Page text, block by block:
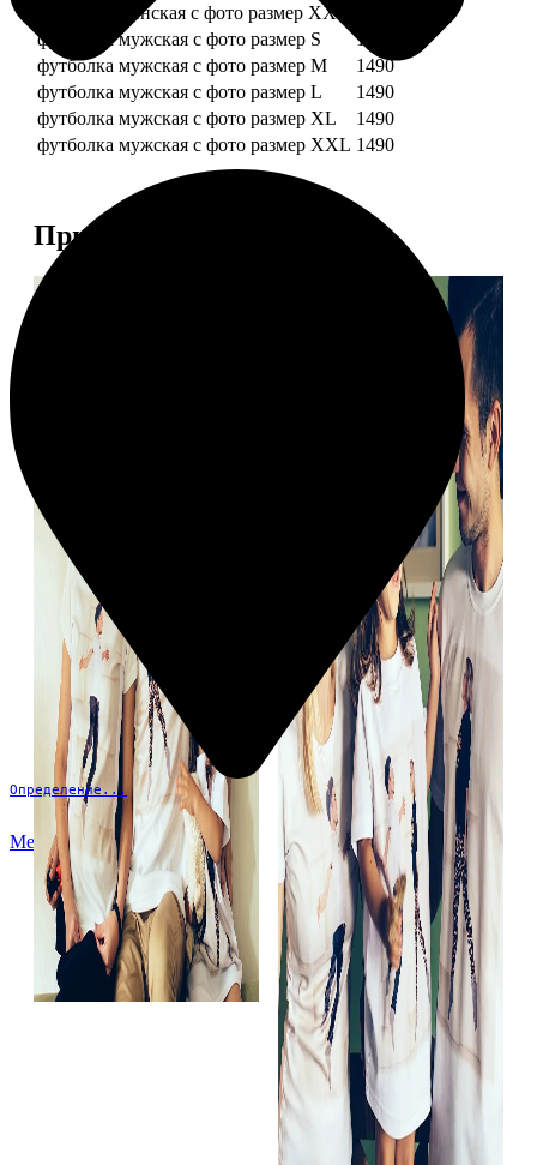
Определение...
Меню
футболка женская с фото размер XXL
футболка мужская с фото размер S
1490
футболка мужская с фото размер M
1490
футболка мужская с фото размер L
1490
футболка мужская с фото размер XL
1490
футболка мужская с фото размер XXL 1490
Примеры работ